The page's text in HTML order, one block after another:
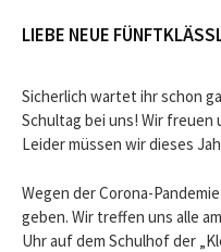
LIEBE NEUE
Sicherlich wartet ihr schon
Schultag bei uns! Wir freuen
Leider müssen wir dieses
Wegen der Corona-
geben. Wir treffen uns alle
Uhr auf dem Schulhof der